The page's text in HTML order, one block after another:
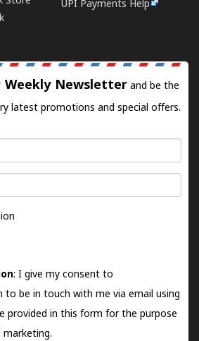
UPI Payments Help
Weekly Newsletter and be the
latest promotions and special offers.
: I give my consent to
to be in touch with me via email using
provided in this form for the purpose
marketing.